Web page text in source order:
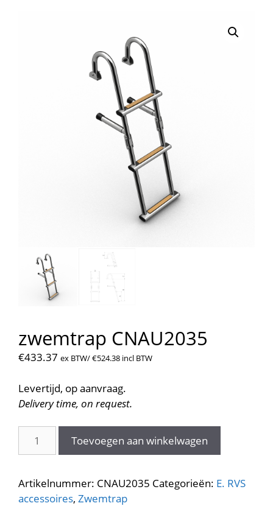
zwemtrap CNAU2035
€433.37 ex BTW/€524.38 incl BTW
Levertijd, op aanvraag.
Delivery time, on request.
CNAU2035
Toevoegen aan winkelwagen
Artikelnummer: CNAU2035 Categorieën: E. RVS
accessoires, Zwemtrap